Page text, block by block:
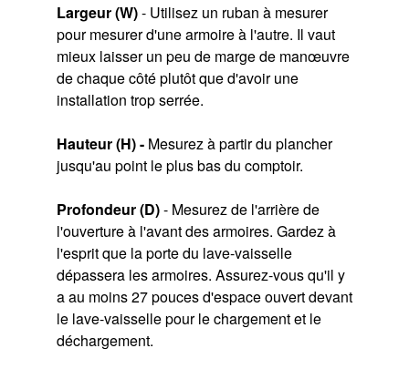
Largeur (W)- Utilisez un ruban à mesurer
pour mesurer d'une armoire à l'autre. Il vaut
mieux laisser un peu de marge de manœuvre
de chaque côté plutôt que d'avoir une
installation trop serrée.
Hauteur (H) -Mesurez à partir du plancher
jusqu'au point le plus bas du comptoir.
Profondeur (D)- Mesurez de l'arrière de
l'ouverture à l'avant des armoires. Gardez à
l'esprit que la porte du lave-vaisselle
dépassera les armoires. Assurez-vous qu'il y
a au moins 27 pouces d'espace ouvert devant
le lave-vaisselle pour le chargement et le
déchargement.